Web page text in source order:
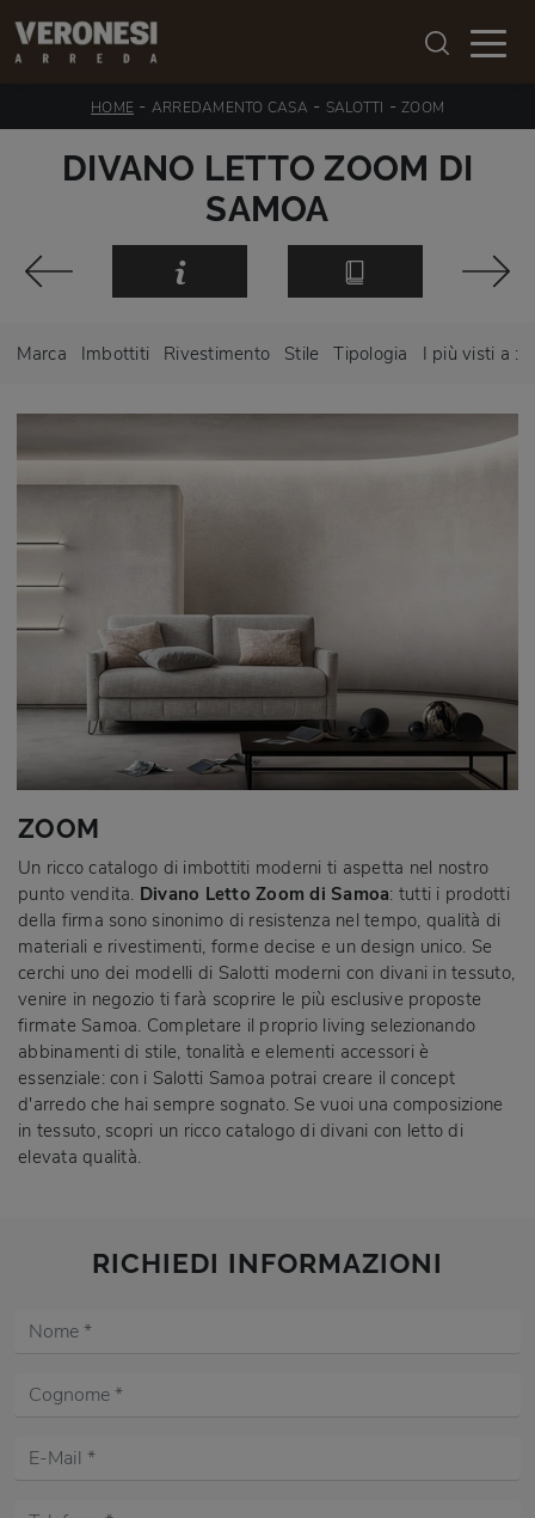
HOME - ARREDAMENTO CASA - SALOTTI - ZOOM
DIVANO LETTO ZOOM DI
SAMOA
Marca Imbottiti Rivestimento Stile Tipologia I più visti a :
ZOOM
Un ricco catalogo di imbottiti moderni ti aspetta nel nostro
punto vendita. Divano Letto Zoom di Samoa: tutti i prodotti
della firma sono sinonimo di resistenza nel tempo, qualità di
materiali e rivestimenti, forme decise e un design unico. Se
cerchi uno dei modelli di Salotti moderni con divani in tessuto,
venire in negozio ti farà scoprire le più esclusive proposte
firmate Samoa. Completare il proprio living selezionando
abbinamenti di stile, tonalità e elementi accessori è
essenziale: con i Salotti Samoa potrai creare il concept
d'arredo che hai sempre sognato. Se vuoi una composizione
in tessuto, scopri un ricco catalogo di divani con letto di
elevata qualità.
RICHIEDI INFORMAZIONI